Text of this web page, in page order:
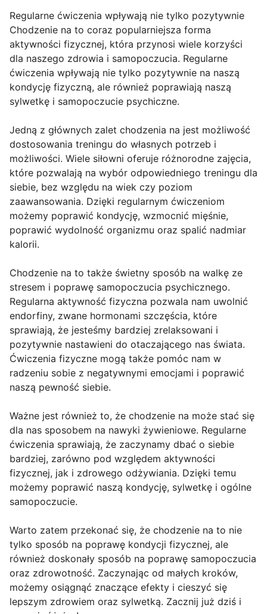
Regularne ćwiczenia wpływają nie tylko pozytywnie
Chodzenie na to coraz popularniejsza forma
aktywności fizycznej, która przynosi wiele korzyści
dla naszego zdrowia i samopoczucia. Regularne
ćwiczenia wpływają nie tylko pozytywnie na naszą
kondycję fizyczną, ale również poprawiają naszą
sylwetkę i samopoczucie psychiczne.
Jedną z głównych zalet chodzenia na jest możliwość
dostosowania treningu do własnych potrzeb i
możliwości. Wiele siłowni oferuje różnorodne zajęcia,
które pozwalają na wybór odpowiedniego treningu dla
siebie, bez względu na wiek czy poziom
zaawansowania. Dzięki regularnym ćwiczeniom
możemy poprawić kondycję, wzmocnić mięśnie,
poprawić wydolność organizmu oraz spalić nadmiar
kalorii.
Chodzenie na to także świetny sposób na walkę ze
stresem i poprawę samopoczucia psychicznego.
Regularna aktywność fizyczna pozwala nam uwolnić
endorfiny, zwane hormonami szczęścia, które
sprawiają, że jesteśmy bardziej zrelaksowani i
pozytywnie nastawieni do otaczającego nas świata.
Ćwiczenia fizyczne mogą także pomóc nam w
radzeniu sobie z negatywnymi emocjami i poprawić
naszą pewność siebie.
Ważne jest również to, że chodzenie na może stać się
dla nas sposobem na nawyki żywieniowe. Regularne
ćwiczenia sprawiają, że zaczynamy dbać o siebie
bardziej, zarówno pod względem aktywności
fizycznej, jak i zdrowego odżywiania. Dzięki temu
możemy poprawić naszą kondycję, sylwetkę i ogólne
samopoczucie.
Warto zatem przekonać się, że chodzenie na to nie
tylko sposób na poprawę kondycji fizycznej, ale
również doskonały sposób na poprawę samopoczucia
oraz zdrowotność. Zaczynając od małych kroków,
możemy osiągnąć znaczące efekty i cieszyć się
lepszym zdrowiem oraz sylwetką. Zacznij już dziś i